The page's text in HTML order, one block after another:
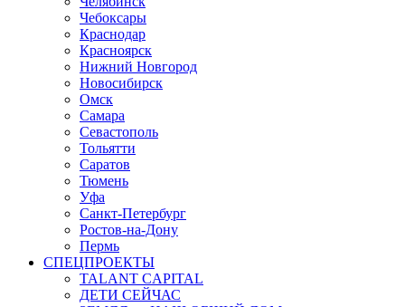
Чебоксары
Краснодар
Красноярск
Нижний Новгород
Новосибирск
Омск
Самара
Севастополь
Тольятти
Саратов
Тюмень
Уфа
Санкт-Петербург
Ростов-на-Дону
Пермь
СПЕЦПРОЕКТЫ
TALANT CAPITAL
ДЕТИ СЕЙЧАС